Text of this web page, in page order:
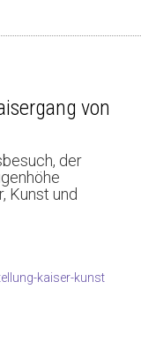
von
der
Kunst und
kaiser-kunst